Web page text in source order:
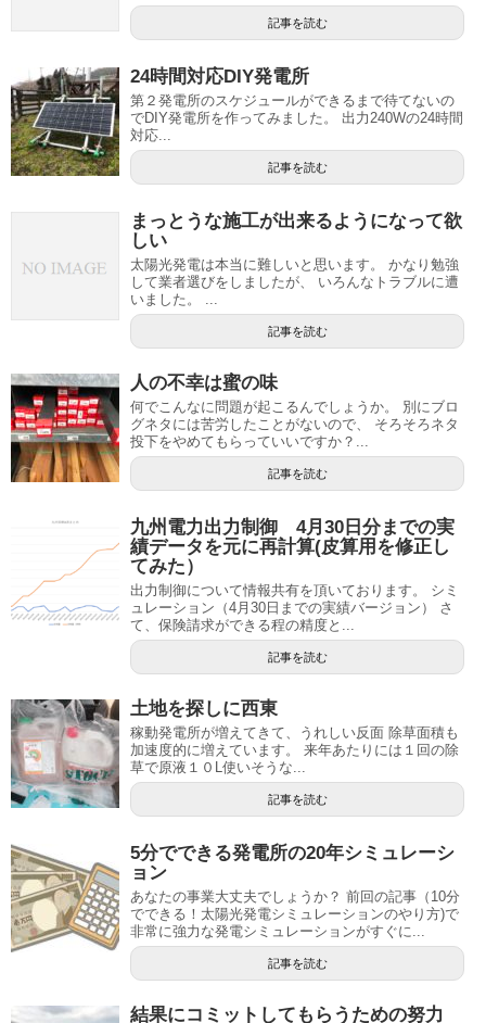
記事を読む
24時間対応DIY発電所
第２発電所のスケジュールができるまで待てないの
でDIY発電所を作ってみました。 出力240Wの24時間
対応...
記事を読む
まっとうな施工が出来るようになって欲
しい
太陽光発電は本当に難しいと思います。 かなり勉強
して業者選びをしましたが、 いろんなトラブルに遭
いました。 ...
記事を読む
人の不幸は蜜の味
何でこんなに問題が起こるんでしょうか。 別にブロ
グネタには苦労したことがないので、 そろそろネタ
投下をやめてもらっていいですか？...
記事を読む
九州電力出力制御 4月30日分までの実
績データを元に再計算(皮算用を修正し
てみた）
出力制御について情報共有を頂いております。 シミ
ュレーション（4月30日までの実績バージョン） さ
て、保険請求ができる程の精度と...
記事を読む
土地を探しに西東
稼動発電所が増えてきて、うれしい反面 除草面積も
加速度的に増えています。 来年あたりには１回の除
草で原液１０L使いそうな...
記事を読む
5分でできる発電所の20年シミュレーシ
ョン
あなたの事業大丈夫でしょうか？ 前回の記事（10分
でできる！太陽光発電シミュレーションのやり方)で
非常に強力な発電シミュレーションがすぐに...
記事を読む
結果にコミットしてもらうための努力